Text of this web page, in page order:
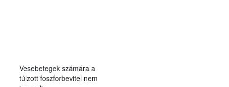
Vesebetegek számára a
túlzott foszforbevitel nem